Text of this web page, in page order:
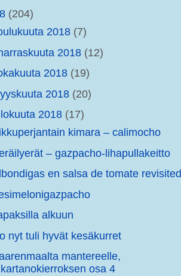
(204)
2018 (7)
2018 (12)
2018 (19)
2018 (20)
2018 (17)
kimara – calimocho
– gazpacho-lihapullakeitto
en salsa de tomate revisited
alkuun
nyt tuli hyvät kesäkurret
mantereelle,
kartanokierroksen osa 4